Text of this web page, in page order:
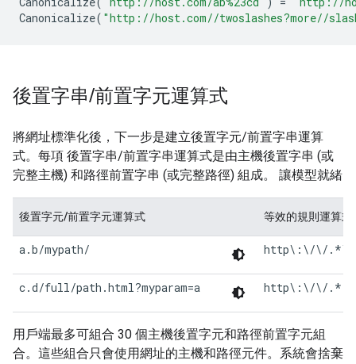
Canonicalize( "http://host.com//twoslashes?more//
後置字串/前置字元運算式
將網址標準化後，下一步是建立後置字元/前置字串運算
式。每項 後置字串/前置字串運算式是由主機後置字串 (或
完整主機) 和路徑前置字串 (或完整路徑) 組成。 讓模型就緒
後置字元/前置字元運算式 等效的規則運算式
a.b/mypath/ http\:\/\/
c.d/full/path.html?myparam=a http\:\/\/
用戶端最多可組合 30 個主機後置字元和路徑前置字元組
合。這些組合只會使用網址的主機和路徑元件。系統會捨棄